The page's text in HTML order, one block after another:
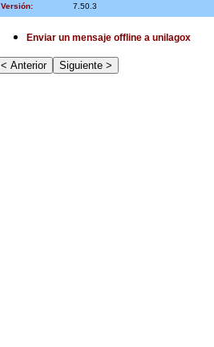
Versión:
7.50.3
Enviar un mensaje offline a unilagox